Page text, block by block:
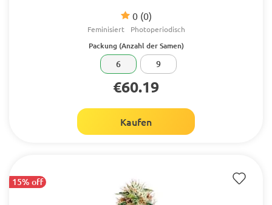
0 (0)
Feminisiert Photoperiodisch
Packung (Anzahl der Samen)
6 9
€60.19
Kaufen
15% off